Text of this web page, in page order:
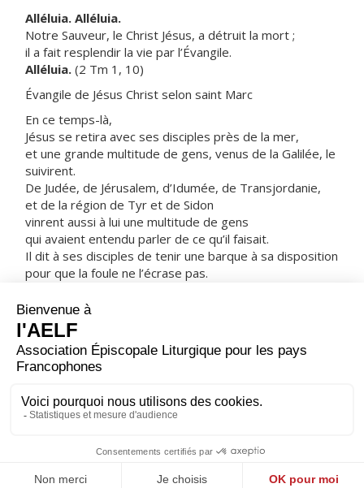
Alléluia. Alléluia.
Notre Sauveur, le Christ Jésus, a détruit la mort ;
il a fait resplendir la vie par l’Évangile.
Alléluia. (2 Tm 1, 10)
Évangile de Jésus Christ selon saint Marc
En ce temps-là,
Jésus se retira avec ses disciples près de la mer,
et une grande multitude de gens, venus de la Galilée, le
suivirent.
De Judée, de Jérusalem, d’Idumée, de Transjordanie,
et de la région de Tyr et de Sidon
vinrent aussi à lui une multitude de gens
qui avaient entendu parler de ce qu’il faisait.
Il dit à ses disciples de tenir une barque à sa disposition
pour que la foule ne l’écrase pas.
si bien que tous ceux qui souffraient de quelque mal
se précipitaient sur lui pour le toucher.
Et lorsque les esprits impurs le voyaient,
ils se jetaient à ses pieds et criaient :
« Toi, tu es le Fils de Dieu ! »
Mais il leur défendait vivement de le faire connaître.
– Acclamons la Parole de Dieu.